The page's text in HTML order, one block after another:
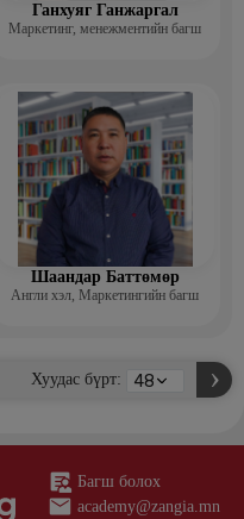
Ганхуяг Ганжаргал
Маркетинг, менежментийн багш
Шаандар Баттөмөр
Англи хэл, Маркетингийн багш
Хуудас бүрт:
Багш болох
academy@zangia.mn